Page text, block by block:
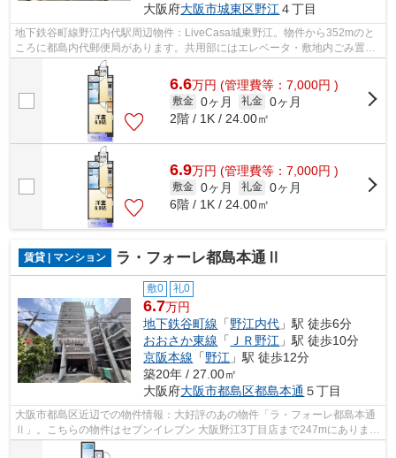
大阪府大阪市城東区野江 ４丁目
地下鉄谷町線野江内代駅周辺物件：LiveCasa城東野江。物件から352mのと
ころに都島内代郵便局があります。共用部にはエレベータ・敷地内ごみ置き
場などが備わっておりとても充実してい...
6.6万円 (管理費等：7,000円 )
敷金 0ヶ月 礼金 0ヶ月
2階 / 1K / 24.00㎡
6.9万円 (管理費等：7,000円 )
敷金 0ヶ月 礼金 0ヶ月
6階 / 1K / 24.00㎡
賃貸 | マンション ラ・フォーレ都島本通Ⅱ
敷0 礼0
6.7万円
地下鉄谷町線 「野江内代 」駅 徒歩6分
おおさか東線 「 ＪＲ野江 」駅 徒歩10分
京阪本線 「野江 」駅 徒歩12分
築20年 / 27.00㎡
大阪府大阪市都島区都島本通 ５丁目
大阪市都島区近辺での物件情報：大好評のあの物件「ラ・フォーレ都島本通
Ⅱ」。こちらの物件はセブンイレブン 大阪野江3丁目店まで247mにありま
す。共用部にはエレベータ・敷地内ごみ置...